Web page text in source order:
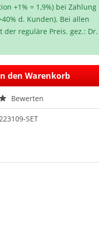
+1% = 1,9%) bei Zahlung
d. Kunden). Bei allen
reguläre Preis. gez.: Dr.
den Warenkorb
Bewerten
SET